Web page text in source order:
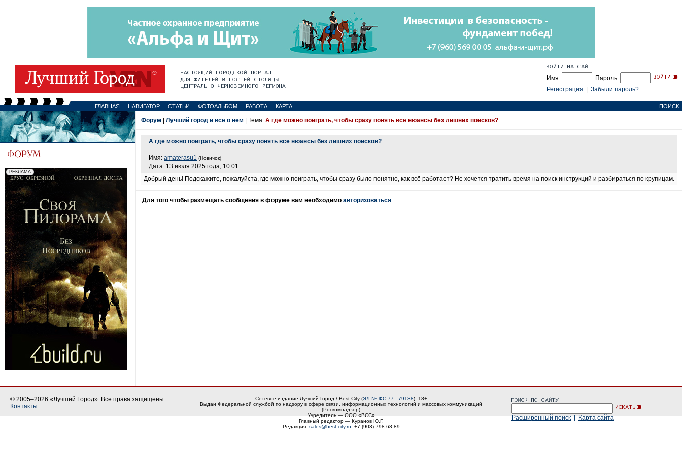
Имя:
Пароль:
Регистрация
Забыли пароль?
ГЛАВНАЯ НАВИГАТОР СТАТЬИ ФОТОАЛЬБОМ РАБОТА КАРТА ПОИСК
Форум Лучший город и всё о нём | Тема: А где можно поиграть, чтобы сразу понять все нюансы без лишних поисков?
А где можно поиграть, чтобы сразу понять все нюансы без лишних поисков?
Имя: amaterasu1 (Новичок)
Дата: 13 июля 2025 года, 10:01
Добрый день! Подскажите, пожалуйста, где можно поиграть, чтобы сразу было понятно, как всё работает? Не хочется тратить время на поиск инструкций и разбираться по крупицам.
Для того чтобы размещать сообщения в форуме вам необходимо авторизоваться
© 2005–2026 «Лучший Город». Все права защищены.
Контакты
Сетевое издание Лучший Город / Best City (ЭЛ № ФС 77 - 79138), 18+
Выдан Федеральной службой по надзору в сфере связи, информационных технологий и массовых коммуникаций
(Роскомнадзор)
Учредитель — ООО «ВСС»
Главный редактор — Куранов Ю.Г.
Редакция: sales@best-city.ru , +7 (903) 798-68-89
Расширенный поиск Карта сайта